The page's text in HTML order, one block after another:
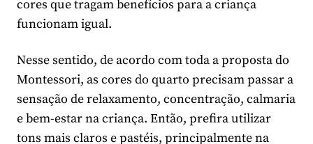
cores que tragam benefícios para a criança
funcionam igual.
Nesse sentido, de acordo com toda a proposta do
Montessori, as cores do quarto precisam passar a
sensação de relaxamento, concentração, calmaria
e bem-estar na criança. Então, prefira utilizar
tons mais claros e pastéis, principalmente na